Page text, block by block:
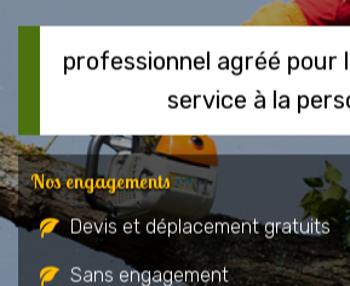
professionnel agréé pour
service à la
Nos engagements
Devis et déplacement gratuits
Sans engagement